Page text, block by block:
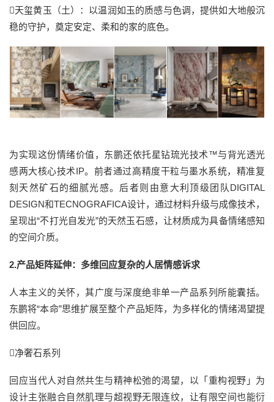
天玺黄玉（土）：以温润如玉的质感与色调，提供如大地般沉
稳的守护，奠定安定、柔和的家的底色。
为实现这份情绪价值，东鹏还依托星钻琉光技术™与背光透光
感两大核心技术IP。前者通过高精度干粒与墨水系统，精准复
刻天然矿石的细腻光感。后者则由意大利顶级团队DIGITAL
DESIGN和TECNOGRAFICA设计，通过材料升级与成像技术，
呈现出“不打光自发光”的天然玉石感，让材质成为具备情绪感知
的空间介质。
2.产品矩阵延伸：多维回应复杂的人居情感诉求
人本主义的关怀，其广度与深度绝非单一产品系列所能囊括。
东鹏将“本命”思维扩展至整个产品矩阵，为多样化的情绪渴望提
供回应。
净奢石系列
回应当代人对自然共生与精神松弛的渴望，以「重构视野」为
设计主张融合自然肌理与超视野无限连纹，让有限空间也能衍